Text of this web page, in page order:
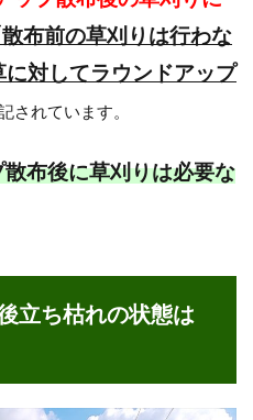
散布前の草刈りは行わな
対してラウンドアップ
されています。
布後に草刈りは必要な
立ち枯れの状態は